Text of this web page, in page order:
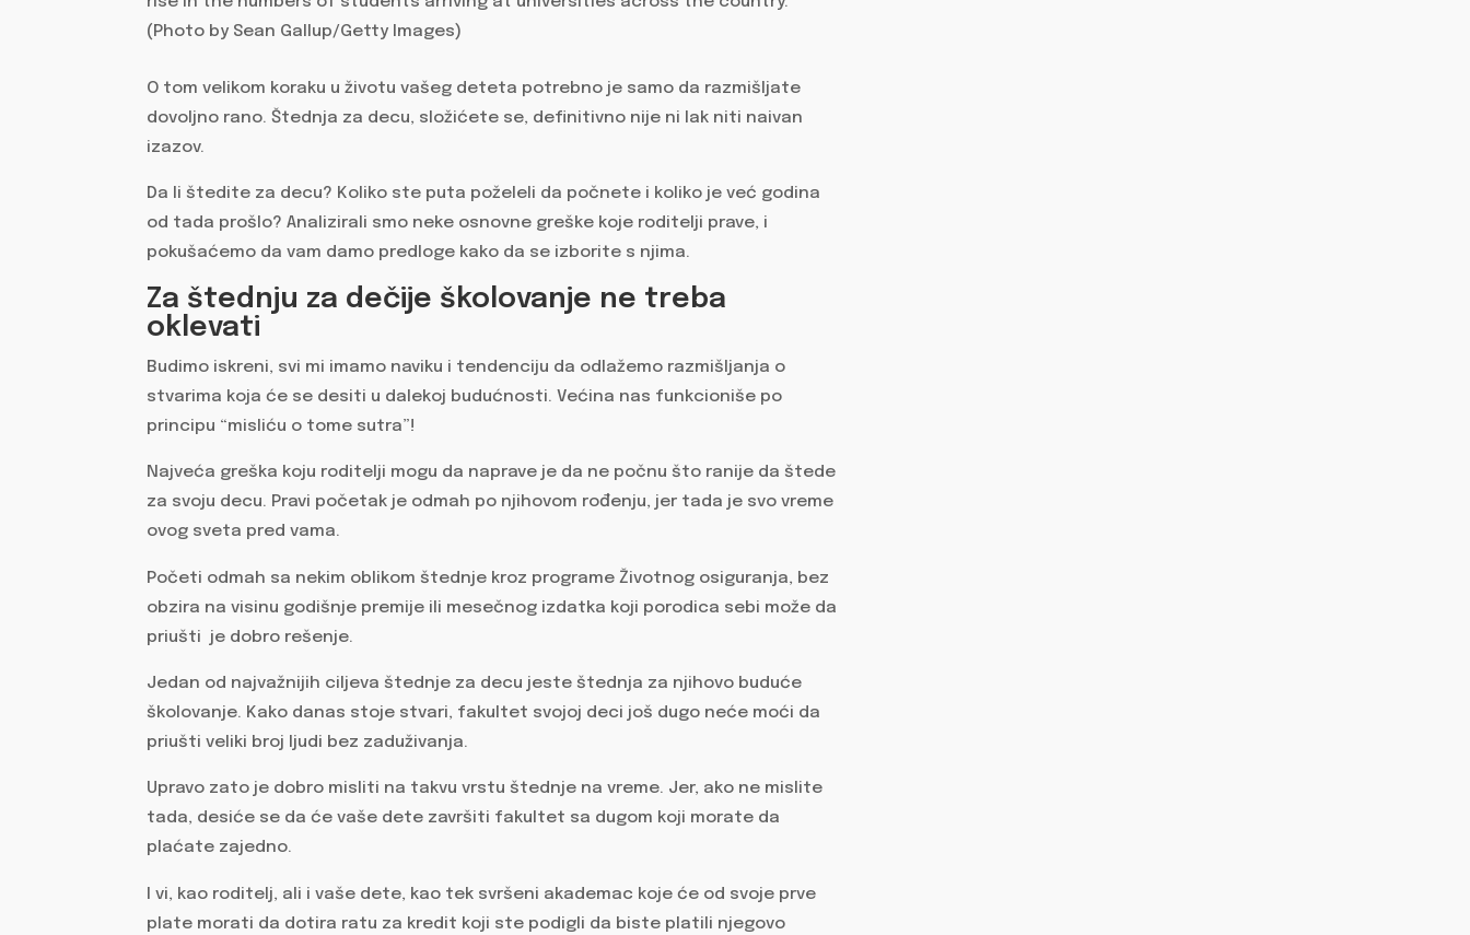
O tom velikom koraku u životu vašeg deteta potrebno je samo da razmišljate
dovoljno rano. Štednja za decu, složićete se, definitivno nije ni lak niti naivan
izazov.
Da li štedite za decu? Koliko ste puta poželeli da počnete i koliko je već godina
od tada prošlo? Analizirali smo neke osnovne greške koje roditelji prave, i
pokušaćemo da vam damo predloge kako da se izborite s njima.
Za štednju za dečije školovanje ne treba
oklevati
Budimo iskreni, svi mi imamo naviku i tendenciju da odlažemo razmišljanja o
stvarima koja će se desiti u dalekoj budućnosti. Većina nas funkcioniše po
principu “misliću o tome sutra”!
Najveća greška koju roditelji mogu da naprave je da ne počnu što ranije da štede
za svoju decu. Pravi početak je odmah po njihovom rođenju, jer tada je svo vreme
ovog sveta pred vama.
Početi odmah sa nekim oblikom štednje kroz programe Životnog osiguranja, bez
obzira na visinu godišnje premije ili mesečnog izdatka koji porodica sebi može da
priušti je dobro rešenje.
Jedan od najvažnijih ciljeva štednje za decu jeste štednja za njihovo buduće
školovanje. Kako danas stoje stvari, fakultet svojoj deci još dugo neće moći da
priušti veliki broj ljudi bez zaduživanja.
Upravo zato je dobro misliti na takvu vrstu štednje na vreme. Jer, ako ne mislite
tada, desiće se da će vaše dete završiti fakultet sa dugom koji morate da
plaćate zajedno.
I vi, kao roditelj, ali i vaše dete, kao tek svršeni akademac koje će od svoje prve
plate morati da dotira ratu za kredit koji ste podigli da biste platili njegovo